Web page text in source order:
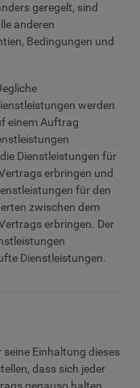
geregelt, sind
anderen
Bedingungen und
werden
einem Auftrag
Dienstleistungen für
erbringen und
für den
zwischen dem
erbringen. Der
Dienstleistungen.
seine Einhaltung dieses
dass sich jeder
genauso halten